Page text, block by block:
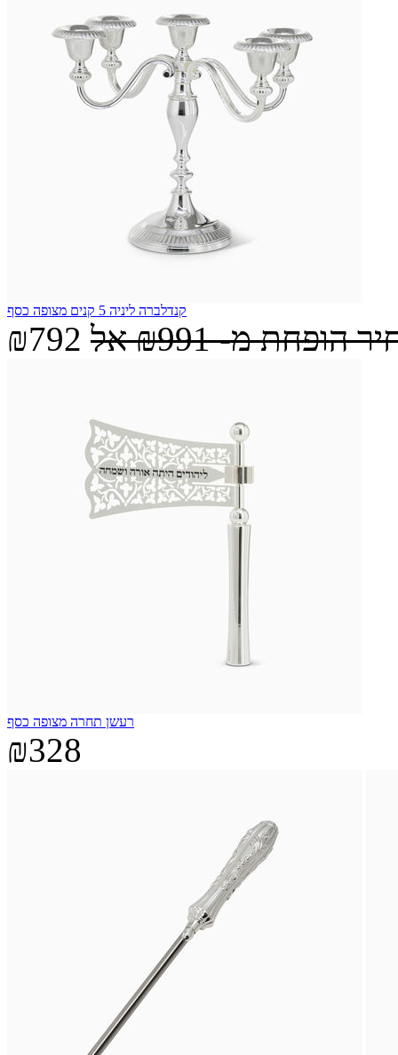
קנדלברה ליניה 5 קנים מצופה כסף
₪792 הופחת מ-₪991 אל
רעשן תחרה מצופה כסף
₪328